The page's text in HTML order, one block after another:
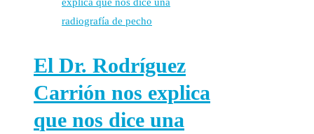
El Dr. Rodríguez
Carrión nos explica
que nos dice una